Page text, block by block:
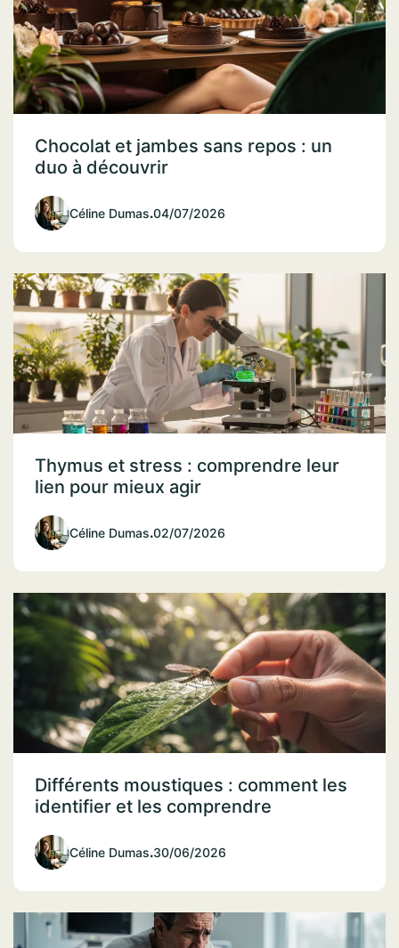
Chocolat et jambes sans repos : un
duo à découvrir
Céline Dumas.04/07/2026
Thymus et stress : comprendre leur
lien pour mieux agir
Céline Dumas.02/07/2026
Différents moustiques : comment les
identifier et les comprendre
Céline Dumas.30/06/2026